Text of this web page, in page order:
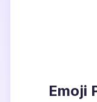
Emoji